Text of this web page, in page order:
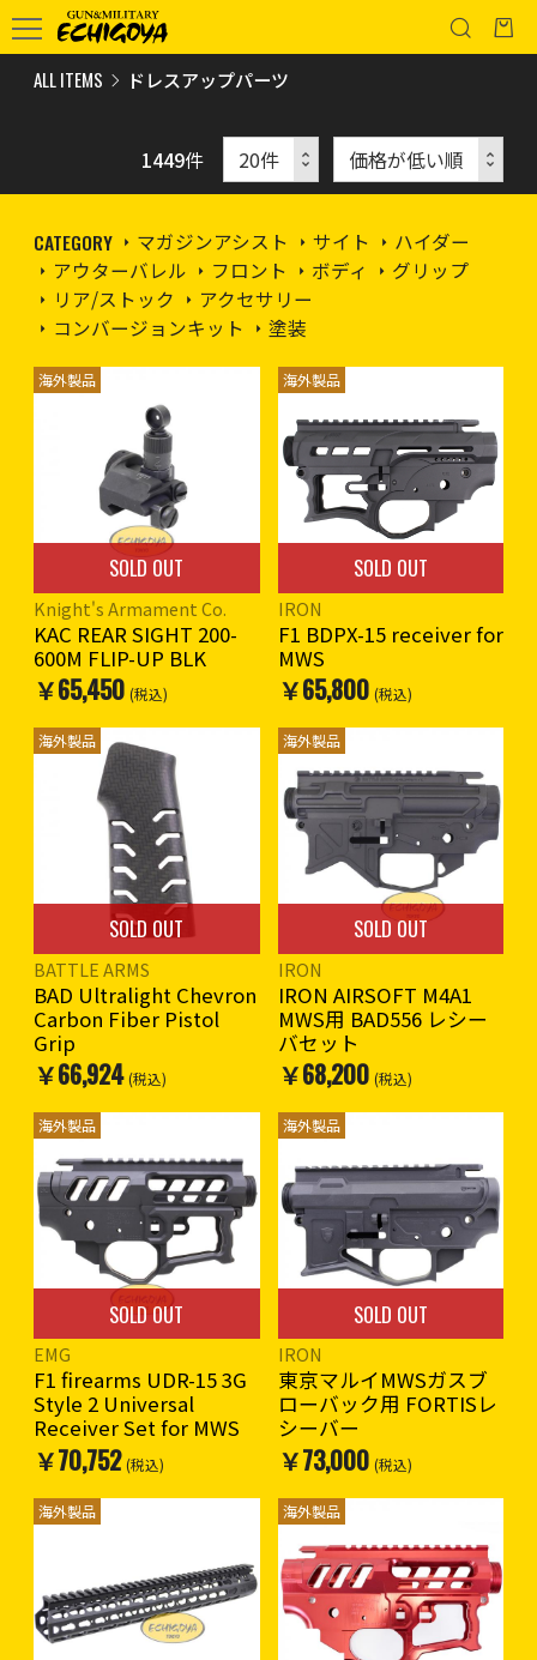
ALL ITEMS ドレスアップパーツ
1449件
CATEGORY マガジンアシスト サイト
ハイダー
アウターバレル
フロント ボディ
グリップ
リア/ストック
アクセサリー
コンバージョンキット
塗装
海外製品
SOLD OUT
Knight's Armament Co.
KAC REAR SIGHT 200-
600M FLIP-UP BLK
￥65,450 (税込)
海外製品
SOLD OUT
IRON
F1 BDPX-15 receiver for
MWS
￥65,800 (税込)
海外製品
SOLD OUT
BATTLE ARMS
BAD Ultralight Chevron
Carbon Fiber Pistol
Grip
￥66,924 (税込)
海外製品
SOLD OUT
IRON
IRON AIRSOFT M4A1
MWS用 BAD556 レシー
バセット
￥68,200 (税込)
海外製品
SOLD OUT
EMG
F1 firearms UDR-15 3G
Style 2 Universal
Receiver Set for MWS
￥70,752 (税込)
海外製品
SOLD OUT
IRON
東京マルイMWSガスブ
ローバック用 FORTISレ
シーバー
￥73,000 (税込)
海外製品 海外製品